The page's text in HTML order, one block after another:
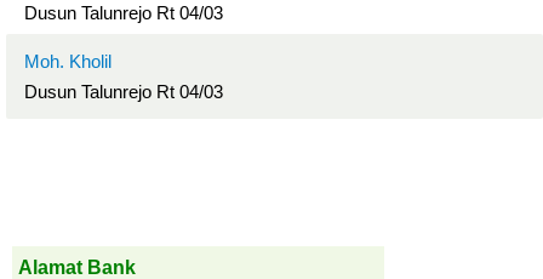
Dusun Talunrejo Rt 04/03
Moh. Kholil
Dusun Talunrejo Rt 04/03
Alamat Bank